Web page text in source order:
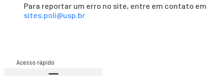
Para reportar um erro no site, entre em contato em
sites.poli@usp.br
Acesso rápido